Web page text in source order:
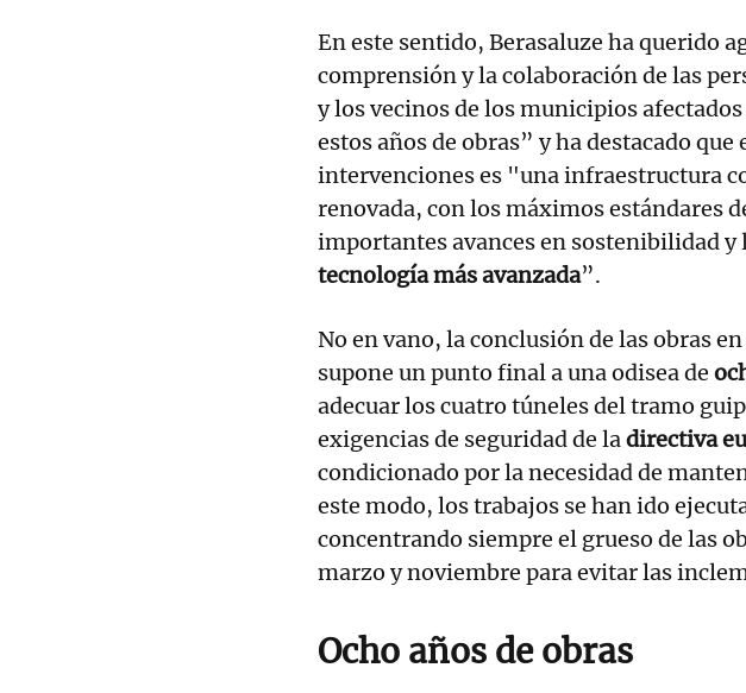
En este sentido, Berasaluze ha querido
comprensión y la colaboración de las
y los vecinos de los municipios
estos años de obras” y ha destacado que
intervenciones es "una infraestructura
renovada, con los máximos estándares
importantes avances en sostenibilidad y
tecnología más avanzada”.
No en vano, la conclusión de las obras
supone un punto final a una odisea de
adecuar los cuatro túneles del tramo
exigencias de seguridad de ladirectiva
condicionado por la necesidad de
este modo, los trabajos se han ido
concentrando siempre el grueso de las
marzo y noviembre para evitar las
Ocho años de obras